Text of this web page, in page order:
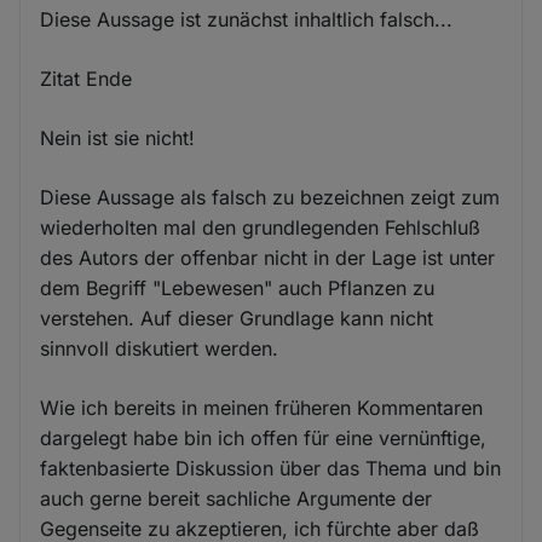
Diese Aussage ist zunächst inhaltlich falsch...
Zitat Ende
Nein ist sie nicht!
Diese Aussage als falsch zu bezeichnen zeigt zum
wiederholten mal den grundlegenden Fehlschluß
des Autors der offenbar nicht in der Lage ist unter
dem Begriff "Lebewesen" auch Pflanzen zu
verstehen. Auf dieser Grundlage kann nicht
sinnvoll diskutiert werden.
Wie ich bereits in meinen früheren Kommentaren
dargelegt habe bin ich offen für eine vernünftige,
faktenbasierte Diskussion über das Thema und bin
auch gerne bereit sachliche Argumente der
Gegenseite zu akzeptieren, ich fürchte aber daß